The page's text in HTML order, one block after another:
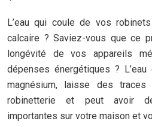
L’eau qui coule de vos
calcaire ? Saviez-vous que ce
longévité de vos appareils
dépenses énergétiques ?
magnésium, laisse des
robinetterie et peut avoir
importantes sur votre maison et